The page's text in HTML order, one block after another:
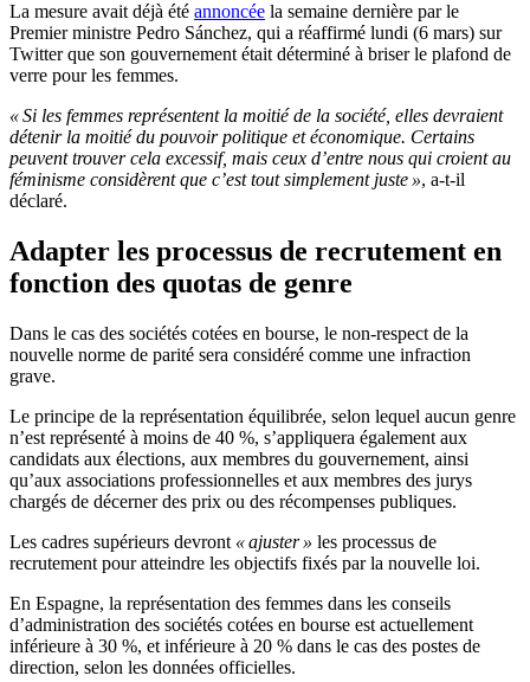
La mesure avait déjà été annoncée la semaine dernière par le
Premier ministre Pedro Sánchez, qui a réaffirmé lundi (6 mars) sur
Twitter que son gouvernement était déterminé à briser le plafond de
verre pour les femmes.
« Si les femmes représentent la moitié de la société, elles devraient
détenir la moitié du pouvoir politique et économique. Certains
peuvent trouver cela excessif, mais ceux d’entre nous qui croient au
féminisme considèrent que c’est tout simplement juste », a-t-il
déclaré.
Adapter les processus de recrutement en
fonction des quotas de genre
Dans le cas des sociétés cotées en bourse, le non-respect de la
nouvelle norme de parité sera considéré comme une infraction
grave.
Le principe de la représentation équilibrée, selon lequel aucun genre
n’est représenté à moins de 40 %, s’appliquera également aux
candidats aux élections, aux membres du gouvernement, ainsi
qu’aux associations professionnelles et aux membres des jurys
chargés de décerner des prix ou des récompenses publiques.
Les cadres supérieurs devront « ajuster » les processus de
recrutement pour atteindre les objectifs fixés par la nouvelle loi.
En Espagne, la représentation des femmes dans les conseils
d’administration des sociétés cotées en bourse est actuellement
inférieure à 30 %, et inférieure à 20 % dans le cas des postes de
direction, selon les données officielles.